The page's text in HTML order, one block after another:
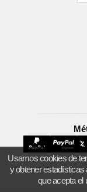
Usamos cookies de
y obtener
que acepta el